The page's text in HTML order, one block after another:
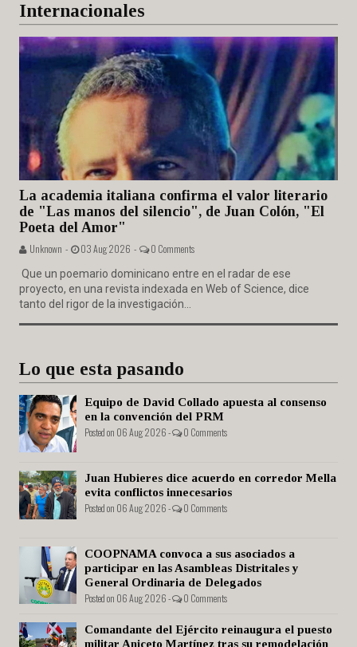
Internacionales
La academia italiana confirma el valor literario
de "Las manos del silencio", de Juan Colón, "El
Poeta del Amor"
Unknown - 03 Aug 2026 - 0 Comments
Que un poemario dominicano entre en el radar de ese
proyecto, en una revista indexada en Web of Science, dice
tanto del rigor de la investigación...
Lo que esta pasando
Equipo de David Collado apuesta al consenso
en la convención del PRM
Posted on 06 Aug 2026 - 0 Comments
Juan Hubieres dice acuerdo en corredor Mella
evita conflictos innecesarios
Posted on 06 Aug 2026 - 0 Comments
COOPNAMA convoca a sus asociados a
participar en las Asambleas Distritales y
General Ordinaria de Delegados
Posted on 06 Aug 2026 - 0 Comments
Comandante del Ejército reinaugura el puesto
militar Aniceto Martínez tras su remodelación